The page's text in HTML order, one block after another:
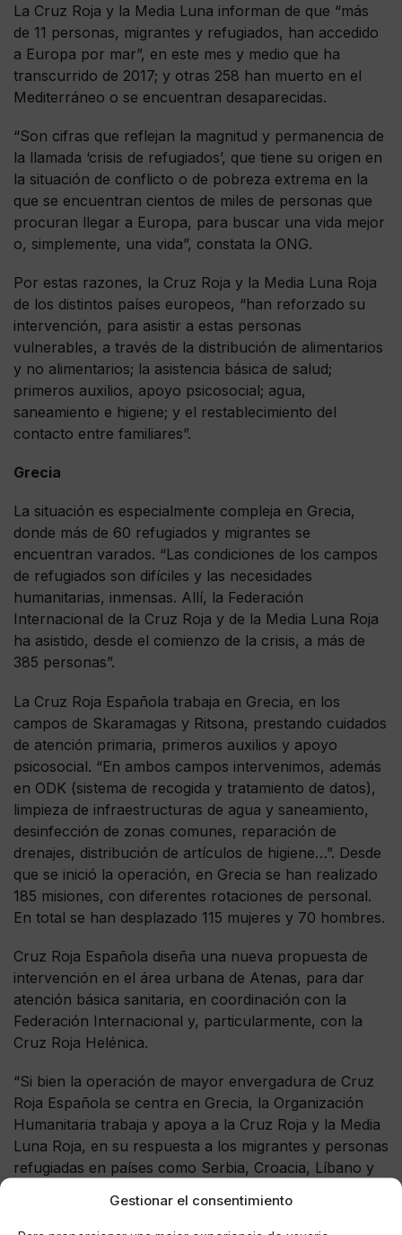
Gestionar el consentimiento
La Cruz Roja y la Media Luna informan de que “más
de 11 personas, migrantes y refugiados, han accedido
a Europa por mar”, en este mes y medio que ha
transcurrido de 2017; y otras 258 han muerto en el
Mediterráneo o se encuentran desaparecidas.
“Son cifras que reflejan la magnitud y permanencia de
la llamada ‘crisis de refugiados’, que tiene su origen en
la situación de conflicto o de pobreza extrema en la
que se encuentran cientos de miles de personas que
procuran llegar a Europa, para buscar una vida mejor
o, simplemente, una vida”, constata la ONG.
Por estas razones, la Cruz Roja y la Media Luna Roja
de los distintos países europeos, “han reforzado su
intervención, para asistir a estas personas
vulnerables, a través de la distribución de alimentarios
y no alimentarios; la asistencia básica de salud;
primeros auxilios, apoyo psicosocial; agua,
saneamiento e higiene; y el restablecimiento del
contacto entre familiares”.
Grecia
La situación es especialmente compleja en Grecia,
donde más de 60 refugiados y migrantes se
encuentran varados. “Las condiciones de los campos
de refugiados son difíciles y las necesidades
humanitarias, inmensas. Allí, la Federación
Internacional de la Cruz Roja y de la Media Luna Roja
ha asistido, desde el comienzo de la crisis, a más de
385 personas”.
La Cruz Roja Española trabaja en Grecia, en los
campos de Skaramagas y Ritsona, prestando cuidados
de atención primaria, primeros auxilios y apoyo
psicosocial. “En ambos campos intervenimos, además
en ODK (sistema de recogida y tratamiento de datos),
limpieza de infraestructuras de agua y saneamiento,
desinfección de zonas comunes, reparación de
drenajes, distribución de artículos de higiene…”. Desde
que se inició la operación, en Grecia se han realizado
185 misiones, con diferentes rotaciones de personal.
En total se han desplazado 115 mujeres y 70 hombres.
Cruz Roja Española diseña una nueva propuesta de
intervención en el área urbana de Atenas, para dar
atención básica sanitaria, en coordinación con la
Federación Internacional y, particularmente, con la
Cruz Roja Helénica.
“Si bien la operación de mayor envergadura de Cruz
Roja Española se centra en Grecia, la Organización
Humanitaria trabaja y apoya a la Cruz Roja y la Media
Luna Roja, en su respuesta a los migrantes y personas
refugiadas en países como Serbia, Croacia, Líbano y